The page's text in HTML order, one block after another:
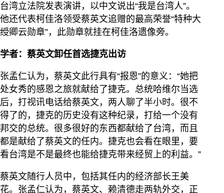
台湾立法院发表演讲，以中文说出“我是台湾人”。
他还代表柯佳洛领受蔡英文追赠的最高荣誉“特种大
绶卿云勋章”，此勋章就挂在柯佳洛遗像旁。
学者：蔡英文卸任首选捷克出访
张孟仁认为，蔡英文此行具有“报恩”的意义：“她把
处女秀的感恩之旅就献给了捷克。总统哈维尔当选
后，打视讯电话给蔡英文，两人聊了半小时。很不
得了的，捷克的历史没有这种纪录，打给一个没有
邦交的总统。很多很好的东西都献给了台湾，而且
都是献给了蔡英文的任内。捷克也会看在眼里，要
看台湾是不是最终也能给捷克带来经贸上的利益。”
蔡英文随行人员中，包括其任内的经济部长王美
花。张孟仁认为，蔡英文、赖清德走两轨外交，正